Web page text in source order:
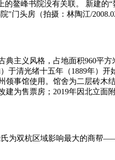
鳌峰书院没有关联。 新建的
"门头房（拍摄：林陶江/
典主义风格，占地面积960平
于清光绪十五年（1889年）
事馆使用。馆舍为二层砖
为售票房；2019年因北立面
为双杭区域影响最大的商